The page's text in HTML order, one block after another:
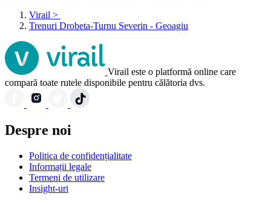
Virail >
Trenuri Drobeta-Turnu Severin - Geoagiu
Virail este o platformă online care
compară toate rutele disponibile pentru călătoria dvs.
Despre noi
Politica de confidențialitate
Informații legale
Termeni de utilizare
Insight-uri